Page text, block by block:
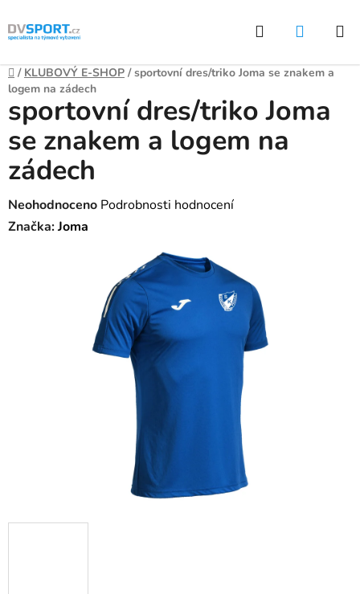
Přejít
na
Hledat
Domů
/ KLUBOVÝ E-SHOP / sportovní dres/triko Joma se znakem a
logem na zádech
sportovní dres/triko Joma
se znakem a logem na
zádech
Průměrné
hodnocení
Neohodnoceno Podrobnosti hodnocení
Značka:Joma